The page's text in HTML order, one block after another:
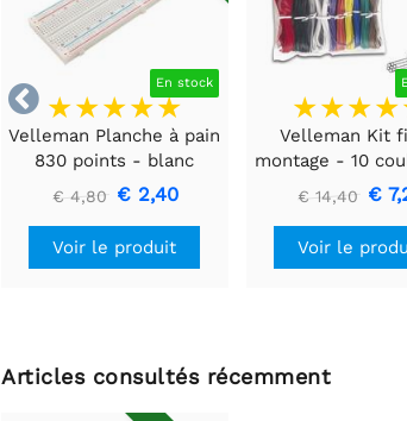
 En stock
Velleman Planche à pain
830 points - blanc
€ 4,80 € 2,40
Voir le produit
Velleman Kit
montage - 10
60m -€ 14,40 €
Voir le
Articles consultés récemment